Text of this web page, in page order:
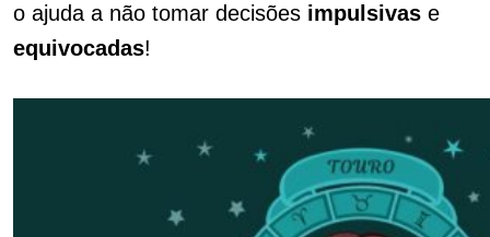
o ajuda a não tomar decisões impulsivas e
equivocadas!